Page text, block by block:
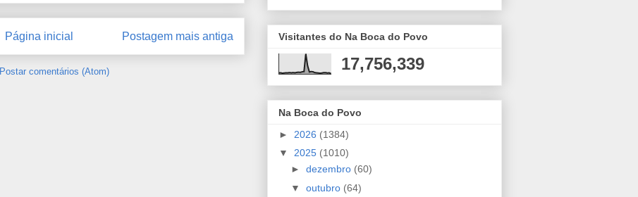
Postagem mais antiga
Página inicial
Postar comentários (Atom)
Visitantes do Na Boca do Povo
17,756,339
Na Boca do Povo
► 2026 (1384)
▼ 2025 (1010)
► dezembro (60)
▼ outubro (64)